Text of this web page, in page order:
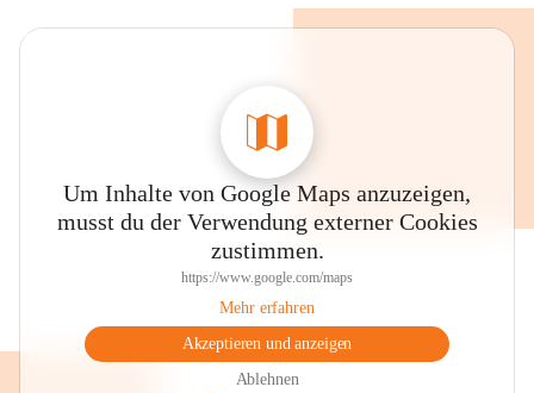
Um Inhalte von Google Maps anzuzeigen,
musst du der Verwendung externer Cookies
zustimmen.
https://www.google.com/maps
Mehr erfahren
Akzeptieren und anzeigen
Ablehnen